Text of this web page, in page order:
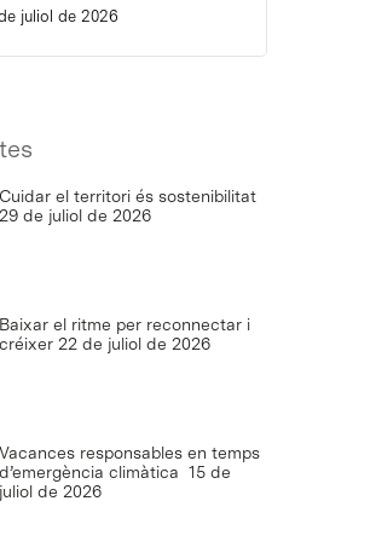
juliol de 2026
Cuidar el territori és sostenibilitat
29 de juliol de 2026
Baixar el ritme per reconnectar i
créixer 22 de juliol de 2026
Vacances responsables en temps
d’emergència climàtica 15 de
juliol de 2026